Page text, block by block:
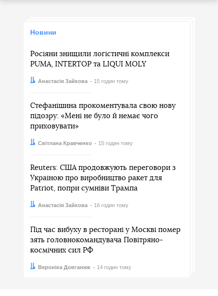
Новини
Росіяни знищили логістичні комплекси
PUMA, INTERTOP та LIQUI MOLY
Автор:Анастасія Зайкова
Дата: 15 годин тому
Стефанішина прокоментувала свою нову
підозру: «Мені не було й немає чого
приховувати»
Автор:
Світлана Кравченко
Дата: 15 годин тому
Reuters: США продовжують переговори з
Україною про виробництво ракет для
Patriot, попри сумніви Трампа
Автор:Анастасія Зайкова
Дата: 16 годин тому
Під час вибуху в ресторані у Москві помер
зять головнокомандувача Повітряно-
космічних сил РФ
Автор:Вероніка Довганюк
Дата: 14 годин тому